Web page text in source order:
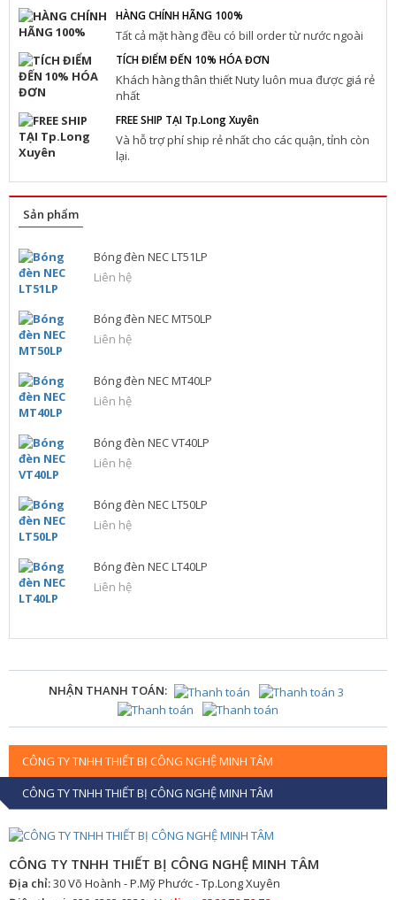
HÀNG CHÍNH HÃNG 100%
Tất cả mặt hàng đều có bill order từ nước ngoài
TÍCH ĐIỂM ĐẾN 10% HÓA ĐƠN
Khách hàng thân thiết Nuty luôn mua được giá rẻ
nhất
FREE SHIP TẠI Tp.Long Xuyên
Và hỗ trợ phí ship rẻ nhất cho các quận, tỉnh còn
lại.
Sản phẩm
Bóng đèn NEC LT51LP
Liên hệ
Bóng đèn NEC MT50LP
Liên hệ
Bóng đèn NEC MT40LP
Liên hệ
Bóng đèn NEC VT40LP
Liên hệ
Bóng đèn NEC LT50LP
Liên hệ
Bóng đèn NEC LT40LP
Liên hệ
NHẬN THANH TOÁN:
CÔNG TY TNHH THIẾT BỊ CÔNG NGHỆ MINH TÂM
CÔNG TY TNHH THIẾT BỊ CÔNG NGHỆ MINH TÂM
CÔNG TY TNHH THIẾT BỊ CÔNG NGHỆ MINH TÂM
Địa chỉ:30 Võ Hoành - P.Mỹ Phước - Tp.Long Xuyên